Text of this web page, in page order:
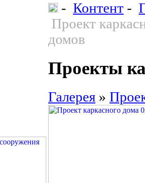
- Контент -
Проект
домов
Проекты
Галерея »